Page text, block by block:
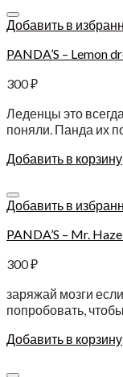
Добавить в
PANDA’S – Lemon
300₽
Леденцы это
поняли. Панда их
Добавить в корзину
Добавить в
PANDA’S – Mr.
300₽
заряжай мозги
попробовать,
Добавить в корзину